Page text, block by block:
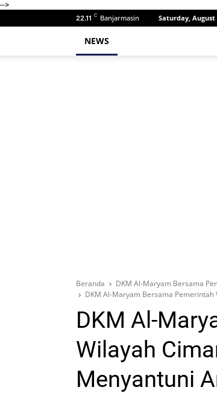
-->
22.11 C Banjarmasin Saturday, August
NEWS
Beranda
DKM Al-Maryam Bersama
DKM Al-Maryam Bersama Pemerintah
DKM Al-
Wilayah
Menyantuni